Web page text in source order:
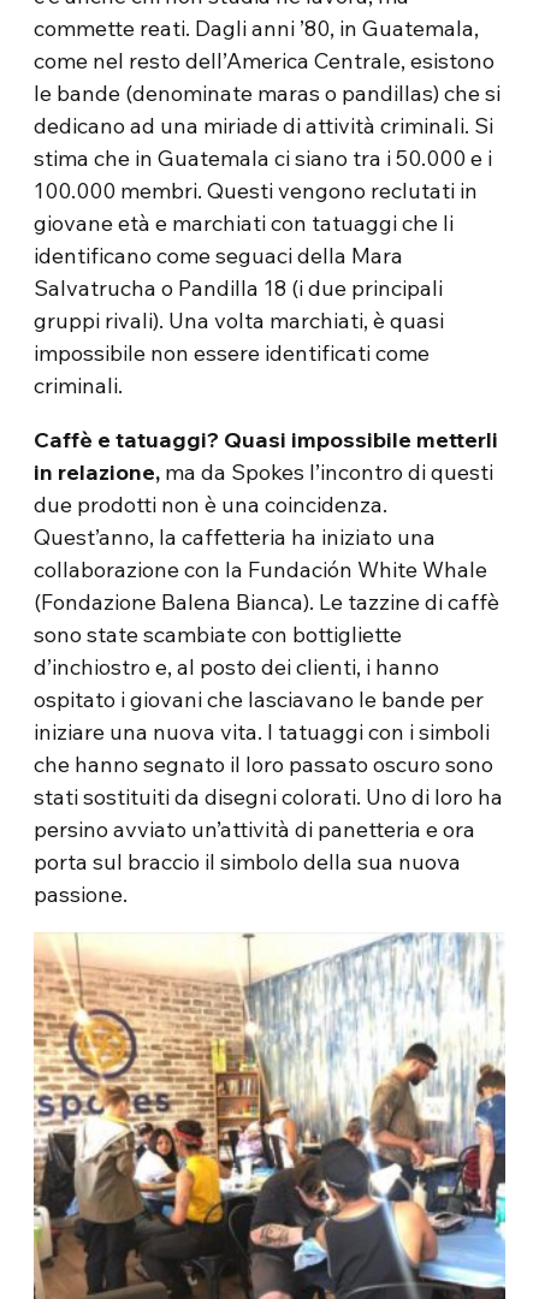
commette reati. Dagli anni ’80, in Guatemala,
come nel resto dell’America Centrale, esistono
le bande (denominate maras o pandillas) che si
dedicano ad una miriade di attività criminali. Si
stima che in Guatemala ci siano tra i 50.000 e i
100.000 membri. Questi vengono reclutati in
giovane età e marchiati con tatuaggi che li
identificano come seguaci della Mara
Salvatrucha o Pandilla 18 (i due principali
gruppi rivali). Una volta marchiati, è quasi
impossibile non essere identificati come
criminali.
Caffè e tatuaggi? Quasi impossibile metterli
in relazione, ma da Spokes l’incontro di questi
due prodotti non è una coincidenza.
Quest’anno, la caffetteria ha iniziato una
collaborazione con la Fundación White Whale
(Fondazione Balena Bianca). Le tazzine di caffè
sono state scambiate con bottigliette
d’inchiostro e, al posto dei clienti, i hanno
ospitato i giovani che lasciavano le bande per
iniziare una nuova vita. I tatuaggi con i simboli
che hanno segnato il loro passato oscuro sono
stati sostituiti da disegni colorati. Uno di loro ha
persino avviato un’attività di panetteria e ora
porta sul braccio il simbolo della sua nuova
passione.